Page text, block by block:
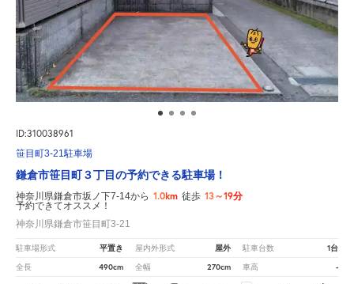
ID:310038961
笹目町3-21駐車場
鎌倉市笹目町３丁目の予約できる駐車場！
神奈川県鎌倉市坂ノ下7-14から 1.0km 徒歩 13～19分
予約できてオススメ！
神奈川県鎌倉市笹目町3-21
駐車場形式 平置き 屋内外形式 屋外 駐車台数 1台
全長 490cm 全幅 270cm 車高 -